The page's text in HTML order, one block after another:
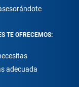
TE OFRECEMOS:
adecuada